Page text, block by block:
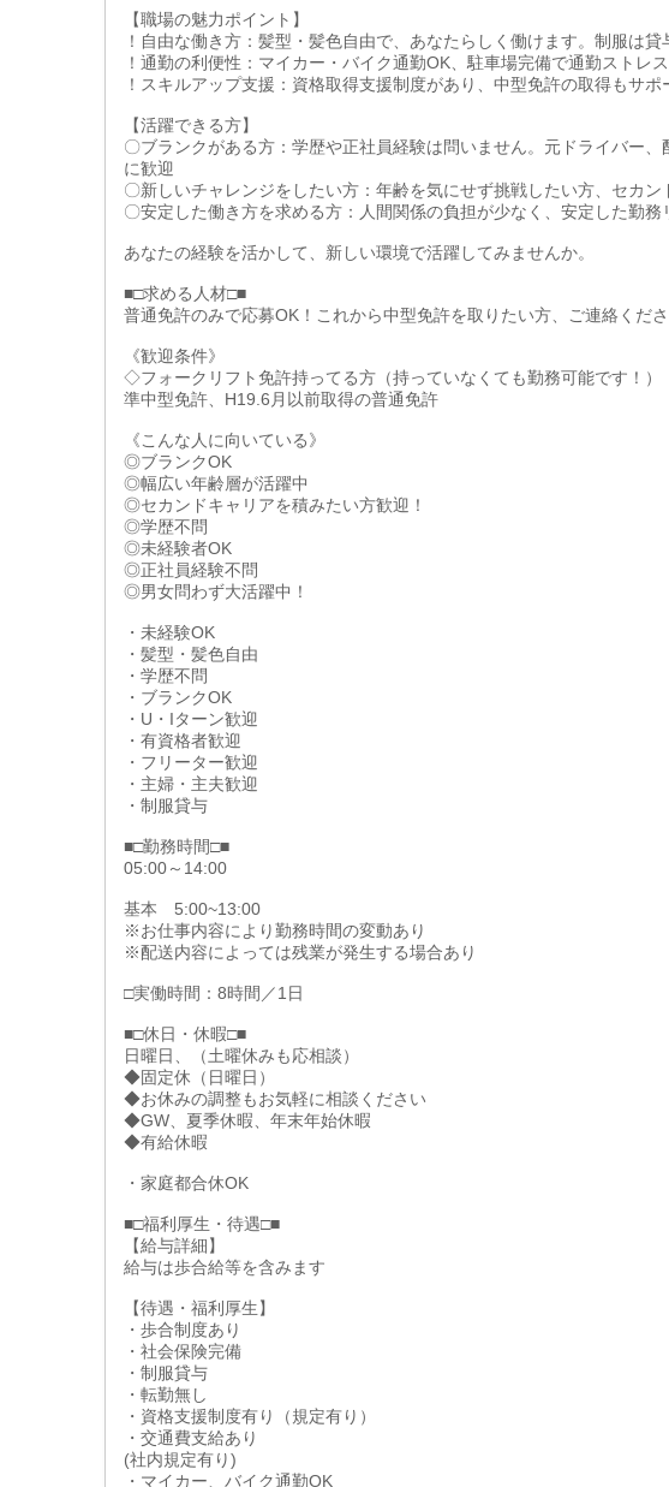
【職場の魅力ポイント】
！自由な働き方：髪型・髪色自由で、あなたらしく働けます。制服は
！通勤の利便性：マイカー・バイク通勤OK、駐車場完備で通勤ストレ
！スキルアップ支援：資格取得支援制度があり、中型免許の取得もサ
【活躍できる方】
〇ブランクがある方：学歴や正社員経験は問いません。元ドライバー
に歓迎
〇新しいチャレンジをしたい方：年齢を気にせず挑戦したい方、セカ
〇安定した働き方を求める方：人間関係の負担が少なく、安定した勤
あなたの経験を活かして、新しい環境で活躍してみませんか。
■□求める人材□■
普通免許のみで応募OK！これから中型免許を取りたい方、ご連絡くださ
《歓迎条件》
◇フォークリフト免許持ってる方（持っていなくても勤務可能です！）
準中型免許、H19.6月以前取得の普通免許
《こんな人に向いている》
◎ブランクOK
◎幅広い年齢層が活躍中
◎セカンドキャリアを積みたい方歓迎！
◎学歴不問
◎未経験者OK
◎正社員経験不問
◎男女問わず大活躍中！
・未経験OK
・髪型・髪色自由
・学歴不問
・ブランクOK
・U・Iターン歓迎
・有資格者歓迎
・フリーター歓迎
・主婦・主夫歓迎
・制服貸与
■□勤務時間□■
05:00～14:00
基本 5:00~13:00
※お仕事内容により勤務時間の変動あり
※配送内容によっては残業が発生する場合あり
□実働時間：8時間／1日
■□休日・休暇□■
日曜日、（土曜休みも応相談）
◆固定休（日曜日）
◆お休みの調整もお気軽に相談ください
◆GW、夏季休暇、年末年始休暇
◆有給休暇
・家庭都合休OK
■□福利厚生・待遇□■
【給与詳細】
給与は歩合給等を含みます
【待遇・福利厚生】
・歩合制度あり
・社会保険完備
・制服貸与
・転勤無し
・資格支援制度有り（規定有り）
・交通費支給あり
(社内規定有り)
・マイカー、バイク通勤OK